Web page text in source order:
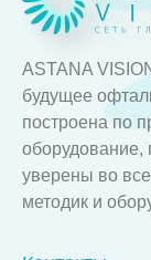
ASTANA
будущее
построена по
уверены во
методик и